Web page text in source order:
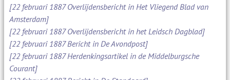
[22 februari 1887 Overlijdensbericht in Het Vliegend Blad van
Amsterdam]
[22 februari 1887 Overlijdensbericht in het Leidsch Dagblad]
[22 februari 1887 Bericht in De Avondpost]
[22 februari 1887 Herdenkingsartikel in de Middelburgsche
Courant]